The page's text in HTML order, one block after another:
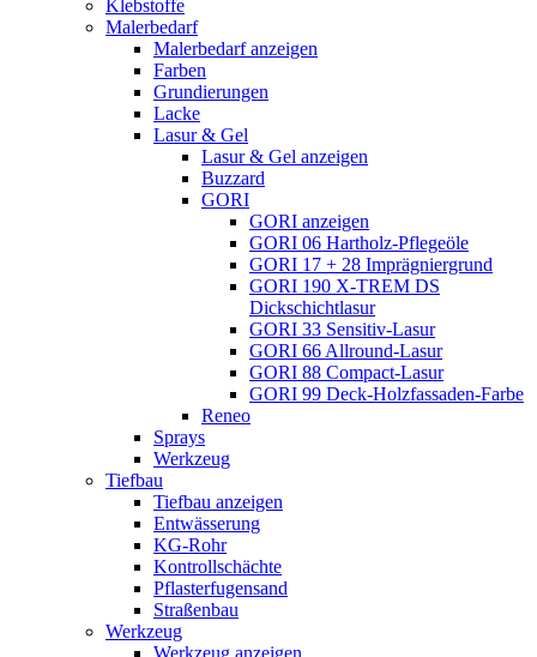
Klebstoffe
Malerbedarf
Malerbedarf anzeigen
Farben
Grundierungen
Lacke
Lasur & Gel
Lasur & Gel anzeigen
Buzzard
GORI
GORI anzeigen
GORI 06 Hartholz-Pflegeöle
GORI 17 + 28 Imprägniergrund
GORI 190 X-TREM DS
Dickschichtlasur
GORI 33 Sensitiv-Lasur
GORI 66 Allround-Lasur
GORI 88 Compact-Lasur
GORI 99 Deck-Holzfassaden-Farbe
Reneo
Sprays
Werkzeug
Tiefbau
Tiefbau anzeigen
Entwässerung
KG-Rohr
Kontrollschächte
Pflasterfugensand
Straßenbau
Werkzeug
Werkzeug anzeigen